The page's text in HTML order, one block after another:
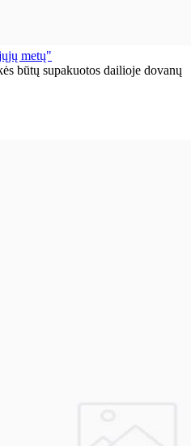
metų"
būtų supakuotos dailioje dovanų